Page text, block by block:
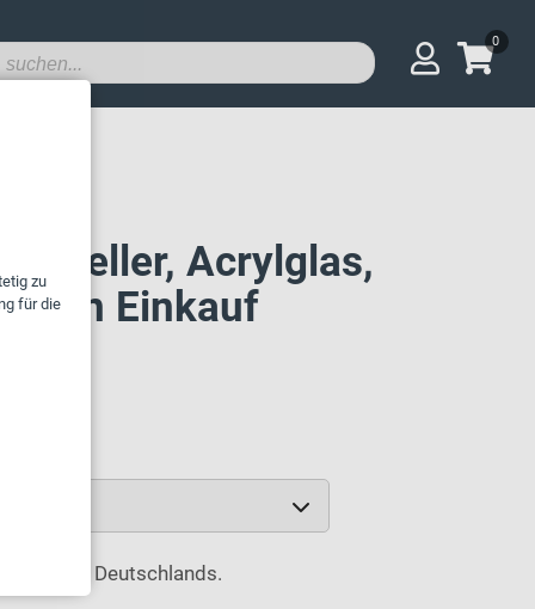
0
Acrylglas,
den Einkauf
innerhalb Deutschlands.